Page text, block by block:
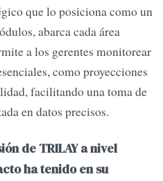
que lo posiciona como un
abarca cada área
a los gerentes monitorear
como proyecciones
facilitando una toma de
en datos precisos.
de TRILAY a nivel
ha tenido en su